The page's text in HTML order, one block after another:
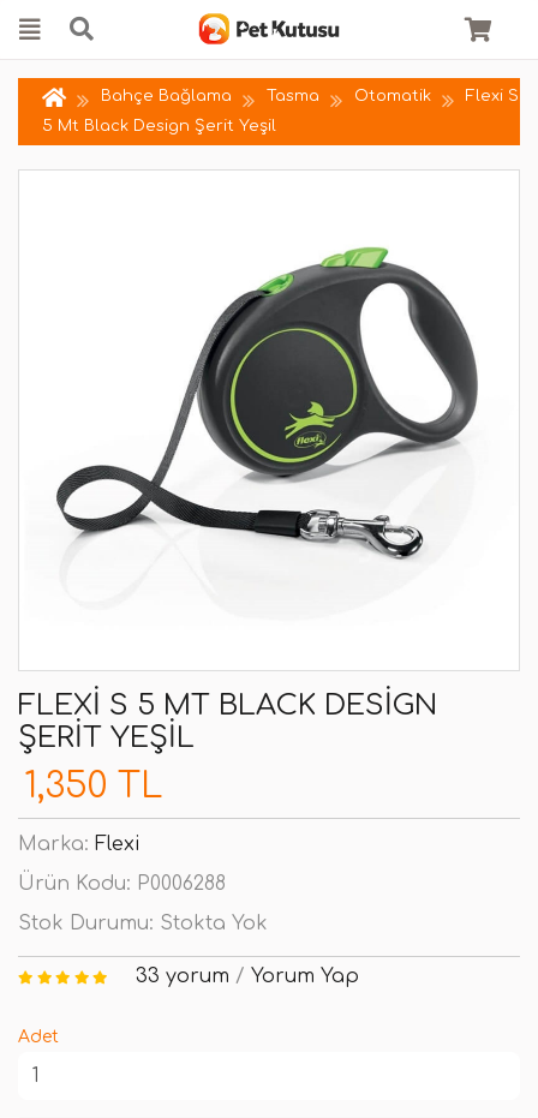
Bahçe Bağlama Tasma Otomatik
Flexi S
5 Mt Black Design Şerit Yeşil
FLEXI S 5 MT BLACK DESIGN
ŞERIT YEŞIL
1,350 TL
Marka: Flexi
Ürün Kodu: P0006288
Stok Durumu: Stokta Yok
33 yorum / Yorum Yap
Adet